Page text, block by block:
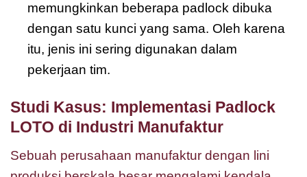
memungkinkan beberapa padlock dibuka
dengan satu kunci yang sama. Oleh karena
itu, jenis ini sering digunakan dalam
pekerjaan tim.
Studi Kasus: Implementasi Padlock
LOTO di Industri Manufaktur
Sebuah perusahaan manufaktur dengan lini